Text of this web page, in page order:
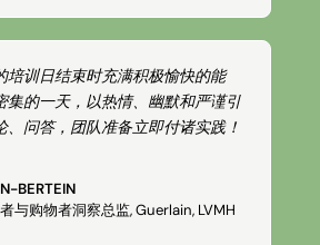
培训日结束时充满积极愉快的能
集的一天，以热情、幽默和严谨引
、问答，团队准备立即付诸实践！
BERTEIN
与购物者洞察总监, Guerlain, LVMH